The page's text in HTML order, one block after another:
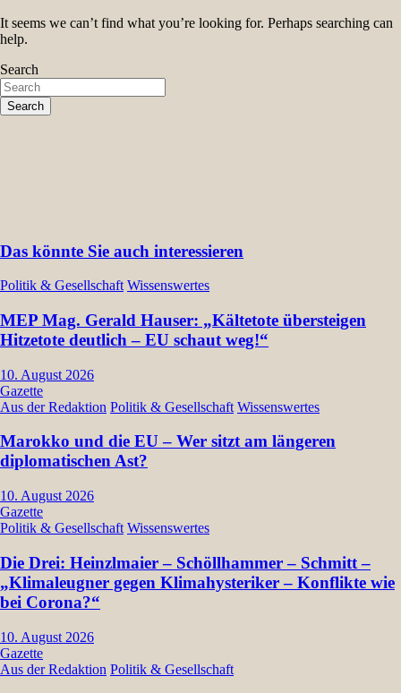
It seems we can’t find what you’re looking for. Perhaps searching can
help.
Search
Search
Das könnte Sie auch interessieren
Politik & Gesellschaft Wissenswertes
MEP Mag. Gerald Hauser: „Kältetote übersteigen
Hitzetote deutlich – EU schaut weg!“
10. August 2026
Gazette
Aus der Redaktion Politik & Gesellschaft Wissenswertes
Marokko und die EU – Wer sitzt am längeren
diplomatischen Ast?
10. August 2026
Gazette
Politik & Gesellschaft Wissenswertes
Die Drei: Heinzlmaier – Schöllhammer – Schmitt –
„Klimaleugner gegen Klimahysteriker – Konflikte wie
bei Corona?“
10. August 2026
Gazette
Aus der Redaktion Politik & Gesellschaft